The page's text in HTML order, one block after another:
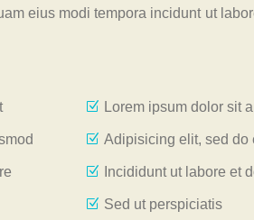
eius modi tempora incidunt ut
Lorem ipsum dolor sit
Adipisicing elit, sed do
Incididunt ut labore et
Sed ut perspiciatis